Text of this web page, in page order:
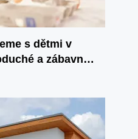
s dětmi v
a zábavné